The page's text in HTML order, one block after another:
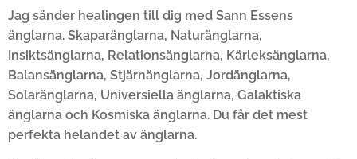
Jag sänder healingen till dig med Sann Essens
änglarna. Skaparänglarna, Naturänglarna,
Insiktsänglarna, Relationsänglarna, Kärleksänglarna,
Balansänglarna, Stjärnänglarna, Jordänglarna,
Solaränglarna, Universiella änglarna, Galaktiska
änglarna och Kosmiska änglarna. Du får det mest
perfekta helandet av änglarna.